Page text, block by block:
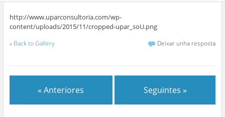
http://www.uparconsultoria.com/wp-
content/uploads/2015/11/cropped-upar_soU.png
« Back to Gallery Deixar unha resposta
« Anteriores Seguintes »